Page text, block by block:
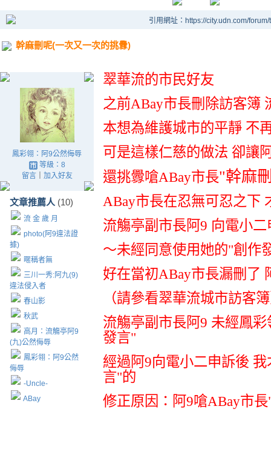
引用網址：https://city.udn.com/
幹麻刪呢(一次又一次的挑釁)
鳳彩翎：阿9公然侮辱
等級：8
留言｜ 加入好友
文章推薦人 (10)
流 金 歲 月
photo(阿9違法證
據)
暱稱者無
三川一秀:阿九(9)
違法侵入者
春山影
秋武
高月：流觴亭阿9
(九)公然侮辱
鳳彩翎：阿9公然
侮辱
-Uncle-
ABay
翠華流的市民好友
之前ABay市長刪除訪客簿
本想為維護城市的平靜 不
可是這樣仁慈的做法 卻讓
還挑釁嗆ABay市長"幹麻
ABay市長在忍無可忍之下
流觴亭副市長阿9 向電小二
～未經同意使用她的"創作
好在當初ABay市長漏刪了
（請參看翠華流城市訪客
流觴亭副市長阿9 未經鳳
發言"
經過阿9向電小二申訴後
言"的
修正原因：阿9嗆ABay市